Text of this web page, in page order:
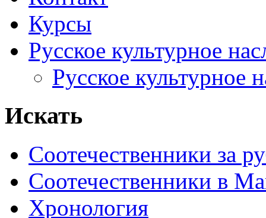
Курсы
Русское культурное
Русское культурное
Искать
Соотечественники за
Соотечественники в
Хронология